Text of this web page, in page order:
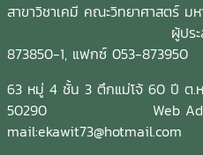
สาขาวิชาเคมี คณะวิทยาศ
ผู้ประสานงานหลัก
873850-1, แฟกซ์ 053-873950
63 หมู่ 4 ชั้น 3 ตึกแม่โจ้ 60 ปี ต.ห
50290 Web
mail:ekawit73@hotmail.com